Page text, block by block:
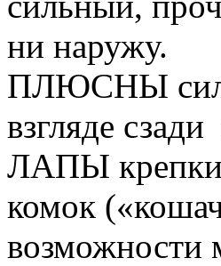
ни наружу.
ПЛЮСНЫ
взгляде
ЛАПЫ
комок
возможности